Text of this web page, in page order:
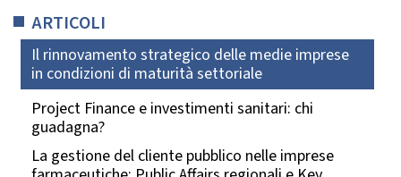
ARTICOLI
Il rinnovamento strategico delle medie imprese
in condizioni di maturità settoriale
Project Finance e investimenti sanitari: chi
guadagna?
La gestione del cliente pubblico nelle imprese